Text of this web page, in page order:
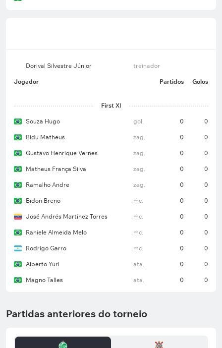
Dorival Silvestre Júnior treinador
Jogador Partidos Golos
First XI
Souza Hugo gol. 0 0
Bidu Matheus zag. 0 0
Gustavo Henrique Vernes zag. 0 0
Matheus França Silva zag. 0 0
Ramalho Andre zag. 0 0
Bidon Breno mc. 0 0
José Andrés Martínez Torres mc. 0 0
Raniele Almeida Melo mc. 0 0
Rodrigo Garro mc. 0 0
Alberto Yuri ata. 0 0
Magno Talles ata. 0 0
Partidas anteriores do torneio